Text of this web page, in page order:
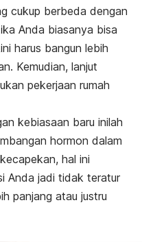
cukup berbeda dengan
Anda biasanya bisa
harus bangun lebih
Kemudian, lanjut
pekerjaan rumah
kebiasaan baru inilah
hormon dalam
hal ini
Anda jadi tidak teratur
panjang atau justru